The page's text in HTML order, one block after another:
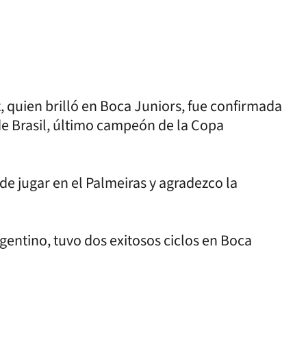
brilló en Boca Juniors, fue confirmada
Brasil, último campeón de la Copa
jugar en el Palmeiras y agradezco la
tuvo dos exitosos ciclos en Boca